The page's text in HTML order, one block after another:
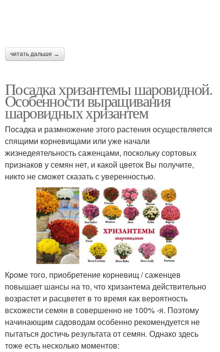
читать дальше →
Посадка хризантемы шаровидной.
Особенности выращивания
шаровидных хризантем
Посадка и размножение этого растения осуществляется
спящими корневищами или уже начали
жизнедеятельность саженцами, поскольку сортовых
признаков у семян нет, и какой цветок Вы получите,
никто не сможет сказать с уверенностью.
Кроме того, приобретение корневищ / саженцев
повышает шансы на то, что хризантема действительно
возрастет и расцветет в то время как вероятность
всхожести семян в совершенно не 100% -я. Поэтому
начинающим садоводам особенно рекомендуется не
пытаться достичь результата от семян. Однако здесь
тоже есть несколько моментов: